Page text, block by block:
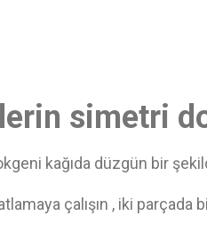
simetri
kağıda düzgün bir
çalışın , iki